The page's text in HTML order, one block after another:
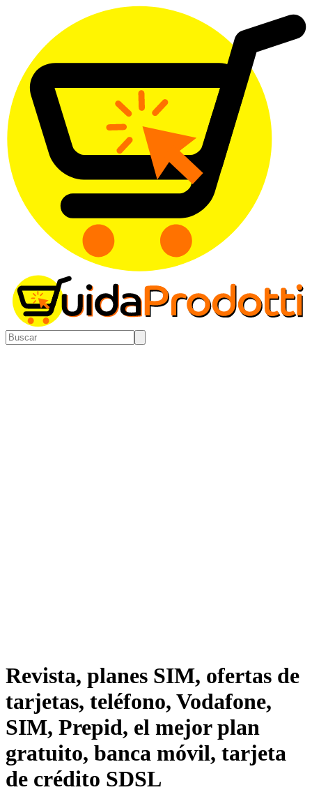
Revista, planes SIM, ofertas de
tarjetas, teléfono, Vodafone,
SIM, Prepid, el mejor plan
gratuito, banca móvil, tarjeta
de crédito SDSL